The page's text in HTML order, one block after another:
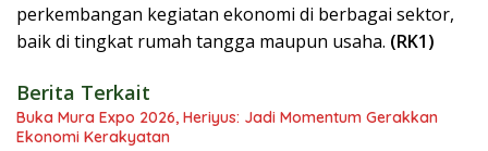
perkembangan kegiatan ekonomi di berbagai sektor,
baik di tingkat rumah tangga maupun usaha. (RK1)
Berita Terkait
Buka Mura Expo 2026, Heriyus: Jadi Momentum Gerakkan
Ekonomi Kerakyatan